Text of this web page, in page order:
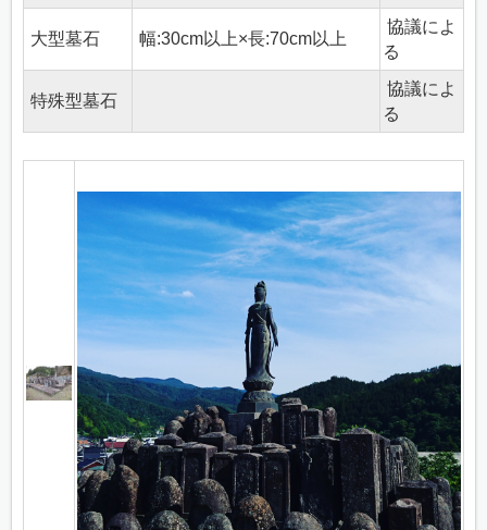
大型墓石 幅:30cm以上×長:70cm以上
協議によ
る
特殊型墓石
協議によ
る